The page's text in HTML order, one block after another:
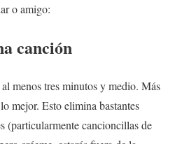
o amigo:
canción
menos tres minutos y medio. Más
mejor. Esto elimina bastantes
(particularmente cancioncillas de